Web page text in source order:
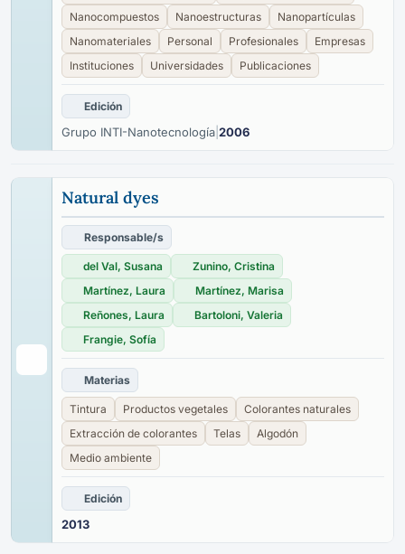
Nanocompuestos
Nanoestructuras
Nanopartículas
Nanomateriales
Personal Profesionales
Empresas
Instituciones
Universidades Publicaciones
Edición
Grupo INTI-Nanotecnología 2006
Natural dyes
Responsable/s
del Val, Susana
Zunino, Cristina
Martínez, Laura
Martínez, Marisa
Reñones, Laura
Bartoloni, Valeria
Frangie, Sofía
Materias
Tintura Productos vegetales
Colorantes naturales
Extracción de colorantes
Telas
Algodón
Medio ambiente
Edición
2013